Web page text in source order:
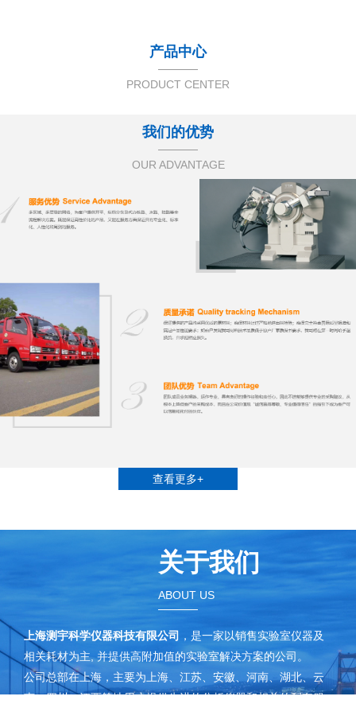
产品中心
PRODUCT CENTER
我们的优势
OUR ADVANTAGE
查看更多+
关于我们
ABOUT US
上海测宇科学仪器科技有限公司 ，是一家以销售实验室仪器及
相关耗材为主, 并提供高附加值的实验室解决方案的公司。
公司总部在上海，主要为上海、江苏、安徽、河南、湖北、云
南、四川、江西等地用户提供先进的分析仪器和相关的配套服